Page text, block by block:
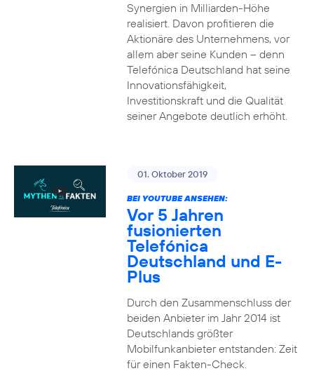
Synergien in Milliarden-Höhe
realisiert. Davon profitieren die
Aktionäre des Unternehmens, vor
allem aber seine Kunden – denn
Telefónica Deutschland hat seine
Innovationsfähigkeit,
Investitionskraft und die Qualität
seiner Angebote deutlich erhöht.
01. Oktober 2019
BEI YOUTUBE ANSEHEN:
Vor 5 Jahren
fusionierten
Telefónica
Deutschland und E-
Plus
Durch den Zusammenschluss der
beiden Anbieter im Jahr 2014 ist
Deutschlands größter
Mobilfunkanbieter entstanden: Zeit
für einen Fakten-Check.